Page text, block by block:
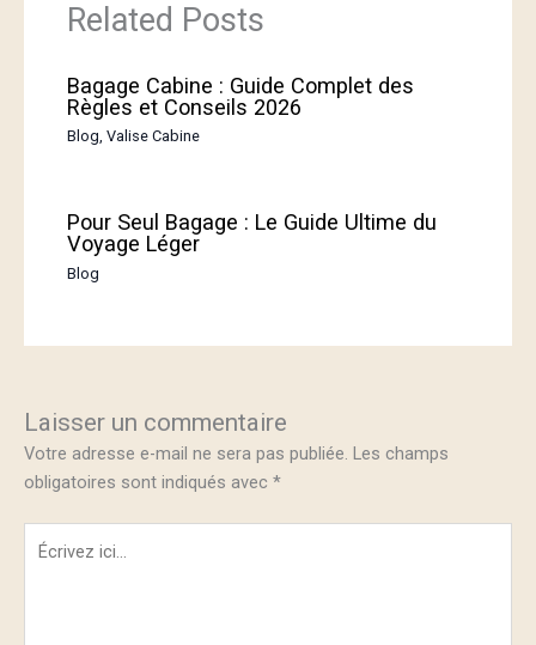
Related Posts
Bagage Cabine : Guide Complet des
Règles et Conseils 2026
Blog,Valise Cabine
Pour Seul Bagage : Le Guide Ultime du
Voyage Léger
Blog
Laisser un commentaire
Votre adresse e-mail ne sera pas publiée. Les champs
obligatoires sont indiqués avec *
Écrivez
ici…